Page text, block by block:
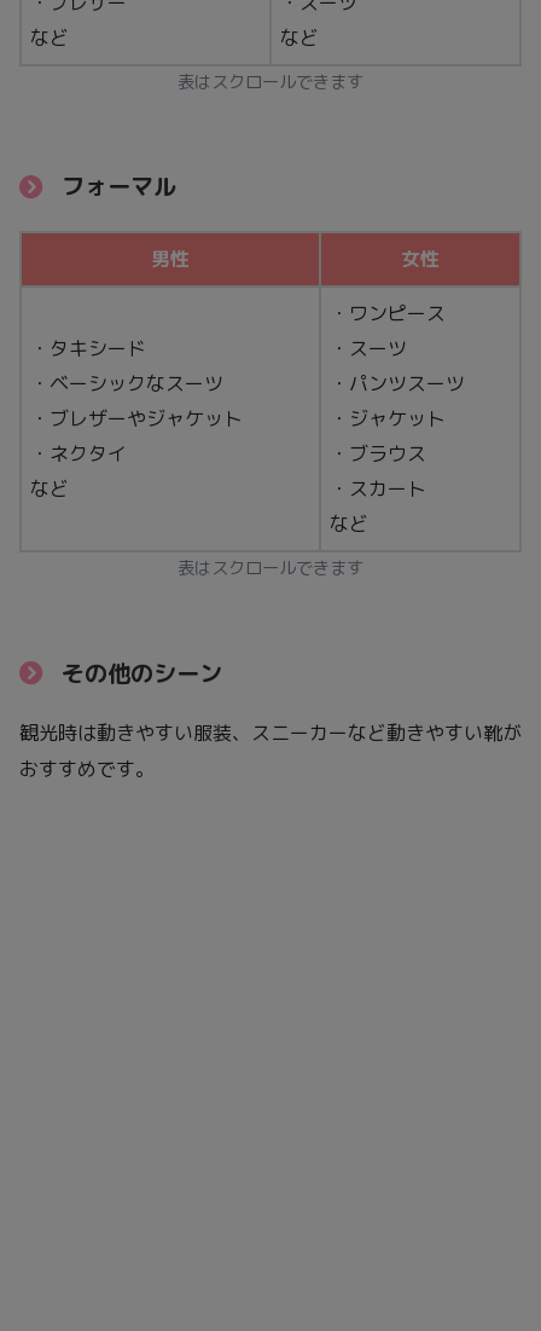
など
など
表はスクロールできます
フォーマル
男性 女性
・タキシード
・ベーシックなスーツ
・ブレザーやジャケット
・ネクタイ
など
・ワンピース
・スーツ
・パンツスーツ
・ジャケット
・ブラウス
・スカート
など
表はスクロールできます
その他のシーン
観光時は動きやすい服装、スニーカーなど動きやすい靴が
おすすめです。